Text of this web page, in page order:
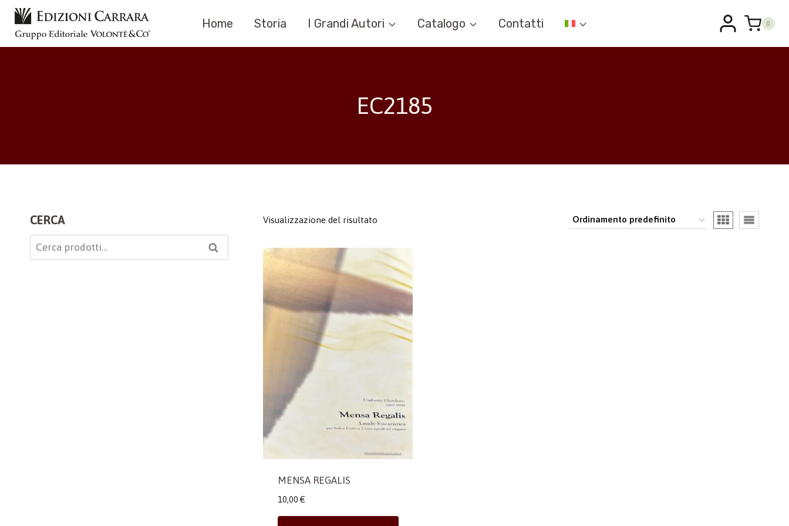
Salta
contenuto
Home Storia I Grandi Autori Catalogo Contatti 0
EC2185
Visualizzazione del risultato
MENSA REGALIS
10,00 €
CERCA
Cerca: Cerca